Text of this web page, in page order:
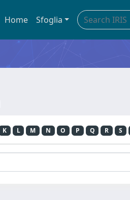
Home Sfoglia
K L M N O P Q R S